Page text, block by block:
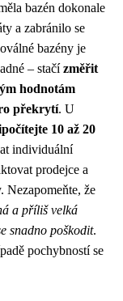
bazén dokonale
a zabránilo se
bazény je
– stačízměřit
hodnotám
překrytí. U
10 až 20
individuální
prodejce a
Nezapomeňte, že
a příliš velká
snadno poškodit.
pochybností se